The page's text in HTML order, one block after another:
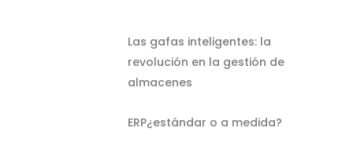
Las gafas inteligentes: la
revolución en la gestión de
almacenes
ERP¿estándar o a medida?